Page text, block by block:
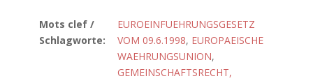
Mots clef /
Schlagworte:
EUROEINFUEHRUNGSGESETZ
VOM 09.6.1998, EUROPAEISCHE
WAEHRUNGSUNION,
GEMEINSCHAFTSRECHT,